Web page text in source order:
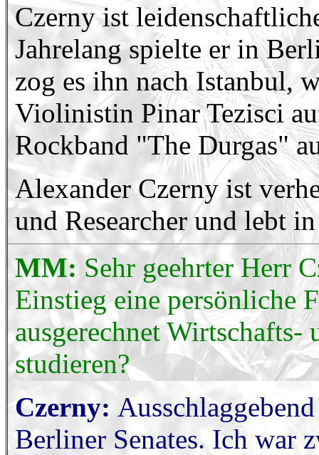
Czerny ist
Jahrelang spielte er in
zog es ihn nach Istanbul,
Violinistin Pinar Tezisci
Rockband "The Durgas"
Alexander Czerny ist
und Researcher und lebt
MM: Sehr geehrter Herr
Einstieg eine persönliche
ausgerechnet
studieren?
Czerny:
Berliner Senates. Ich war